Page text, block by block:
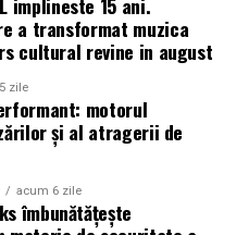
filmul„În pielea
Films.
filmări, fragmente din
implineste 15 ani.
a transformat muzica
cultural revine in august
zile
motorul
și al atragerii de
acum 6 zile
îmbunătățește